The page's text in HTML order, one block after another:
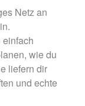
Netz an
wie du
liefern dir
und echte